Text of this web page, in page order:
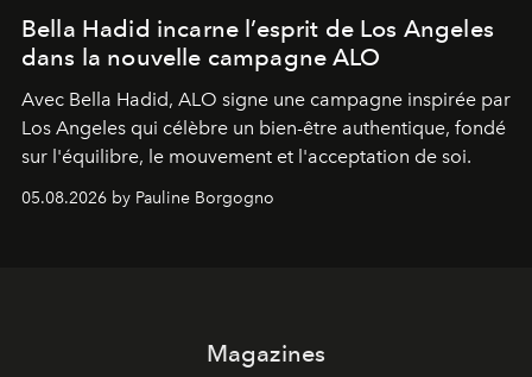
Bella Hadid incarne l’esprit de Los Angeles
dans la nouvelle campagne ALO
Avec Bella Hadid, ALO signe une campagne inspirée par
Los Angeles qui célèbre un bien-être authentique, fondé
sur l'équilibre, le mouvement et l'acceptation de soi.
05.08.2026 by Pauline Borgogno
Magazines